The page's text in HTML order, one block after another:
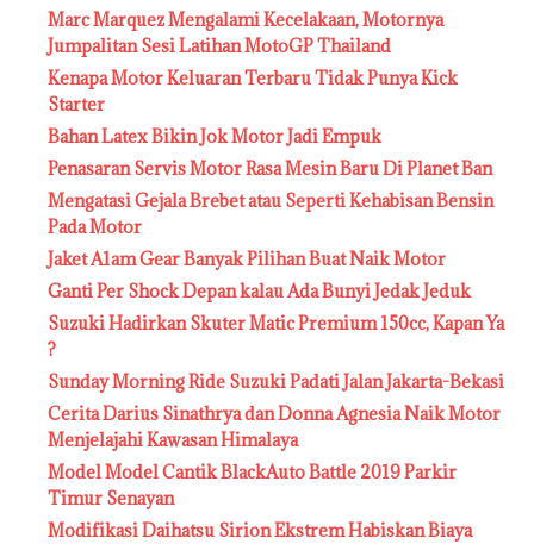
Marc Marquez Mengalami Kecelakaan, Motornya
Jumpalitan Sesi Latihan MotoGP Thailand
Kenapa Motor Keluaran Terbaru Tidak Punya Kick
Starter
Bahan Latex Bikin Jok Motor Jadi Empuk
Penasaran Servis Motor Rasa Mesin Baru Di Planet Ban
Mengatasi Gejala Brebet atau Seperti Kehabisan Bensin
Pada Motor
Jaket A1am Gear Banyak Pilihan Buat Naik Motor
Ganti Per Shock Depan kalau Ada Bunyi Jedak Jeduk
Suzuki Hadirkan Skuter Matic Premium 150cc, Kapan Ya
?
Sunday Morning Ride Suzuki Padati Jalan Jakarta-Bekasi
Cerita Darius Sinathrya dan Donna Agnesia Naik Motor
Menjelajahi Kawasan Himalaya
Model Model Cantik BlackAuto Battle 2019 Parkir
Timur Senayan
Modifikasi Daihatsu Sirion Ekstrem Habiskan Biaya